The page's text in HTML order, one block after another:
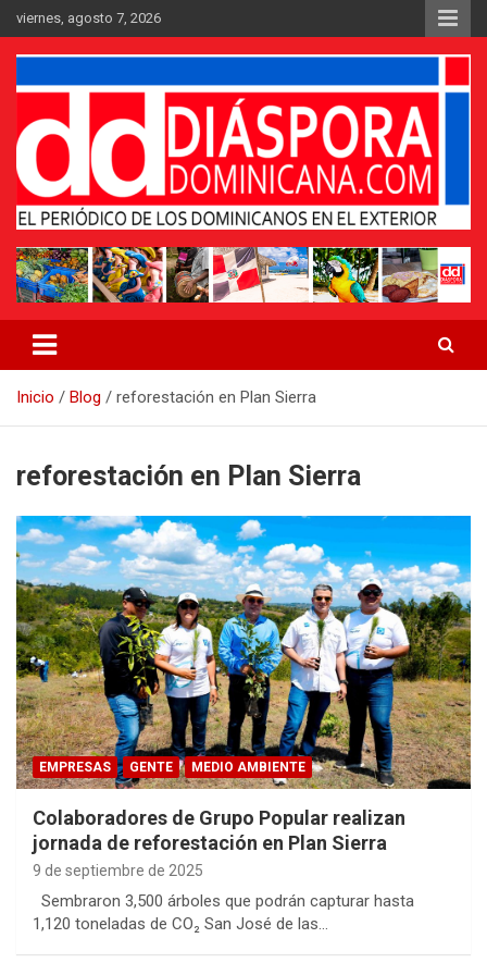
Saltar
al
contenido
viernes, agosto 7, 2026
Periódico Diáspora Dominicana
Inicio Blog reforestación en Plan Sierra
reforestación en Plan Sierra
EMPRESAS GENTE MEDIO AMBIENTE
Colaboradores de Grupo Popular realizan
jornada de reforestación en Plan Sierra
9 de septiembre de 2025
Sembraron 3,500 árboles que podrán capturar hasta
1,120 toneladas de CO₂ San José de las…